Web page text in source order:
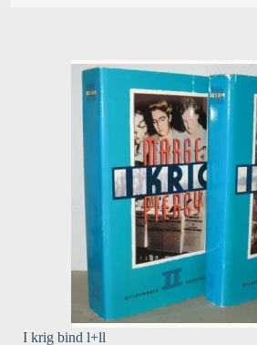
I krig bind l+ll